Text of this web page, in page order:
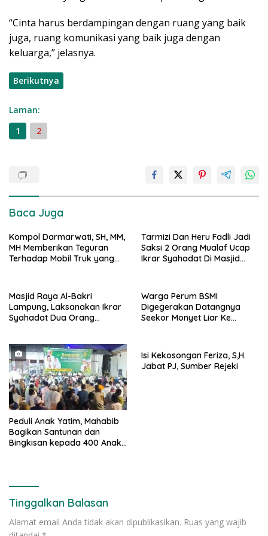
“Cinta harus berdampingan dengan ruang yang baik
juga, ruang komunikasi yang baik juga dengan
keluarga,” jelasnya.
Berikutnya
Laman:
1
2
Baca Juga
Kompol Darmarwati, SH, MM,
MH Memberikan Teguran
Terhadap Mobil Truk yang
Tarmizi Dan Heru Fadli Jadi
Saksi 2 Orang Mualaf Ucap
Ikrar Syahadat Di Masjid
Masjid Raya Al-Bakri
Lampung, Laksanakan Ikrar
Syahadat Dua Orang
Warga Perum BSMI
Digegerakan Datangnya
Seekor Monyet Liar Ke
Peduli Anak Yatim, Mahabib
Bagikan Santunan dan
Bingkisan kepada 400 Anak
Isi Kekosongan Feriza, S,H.
Jabat PJ, Sumber Rejeki
Tinggalkan Balasan
Alamat email Anda tidak akan dipublikasikan. Ruas yang wajib